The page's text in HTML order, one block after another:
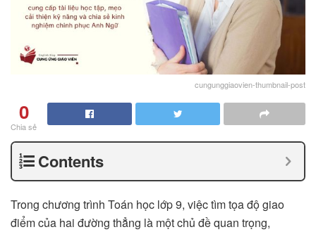
cungunggiaovien-thumbnail-post
0
Chia sẻ
Contents
Trong chương trình Toán học lớp 9, việc tìm tọa độ giao
điểm của hai đường thẳng là một chủ đề quan trọng,